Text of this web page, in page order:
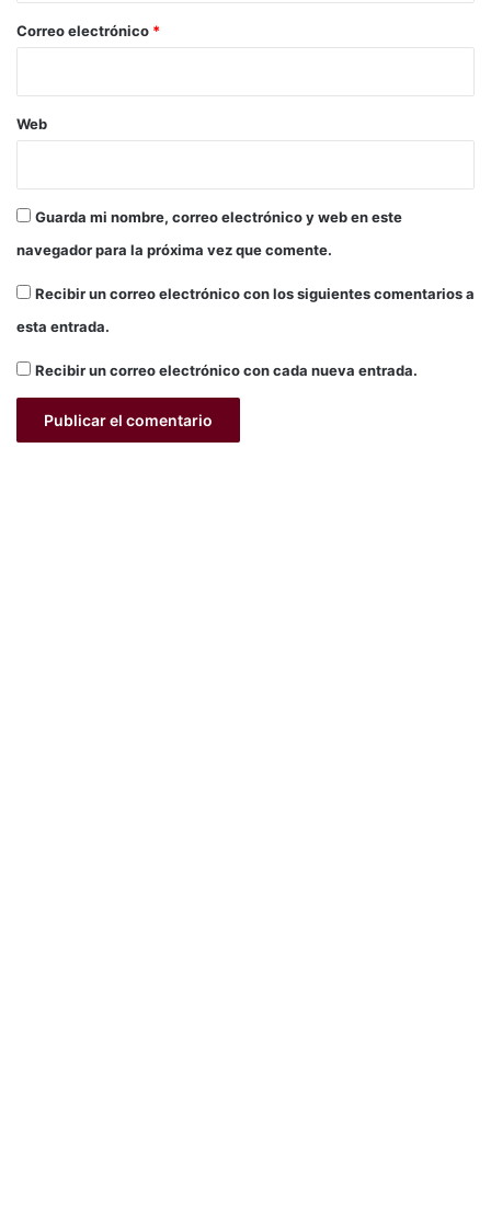
d
o
s
n
i
d
s
*
Correo electrónico *
Web
Guarda mi nombre, correo electrónico y web en este
navegador para la próxima vez que comente.
Recibir un correo electrónico con los siguientes comentarios a
esta entrada.
Recibir un correo electrónico con cada nueva entrada.